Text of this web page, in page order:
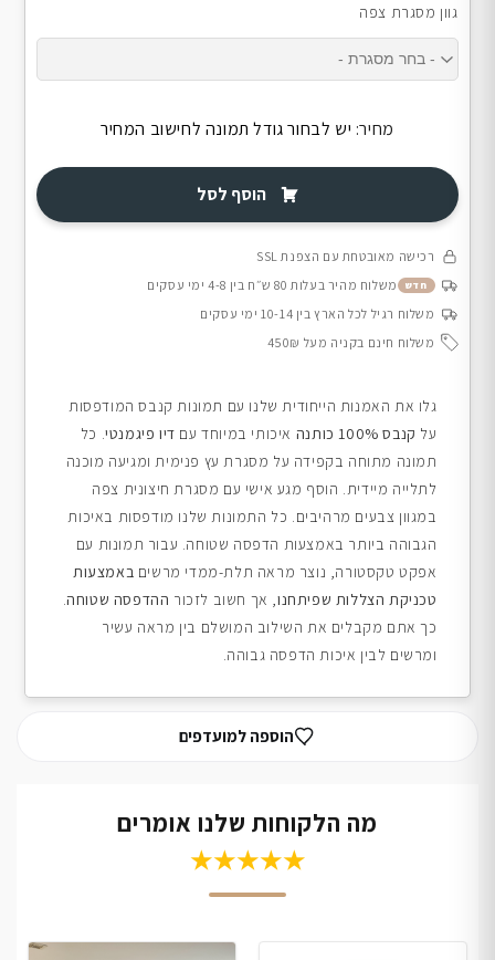
גוון מסגרת צפה
מחיר: יש לבחור גודל תמונה לחישוב המחיר
הוסף לסל
רכישה מאובטחת עם הצפנת SSL
חדש
משלוח מהיר בעלות 80 ש״ח בין 4-8 ימי עסקים
משלוח רגיל לכל הארץ בין 10-14 ימי עסקים
משלוח חינם בקניה מעל 450₪
גלו את האמנות הייחודית שלנו עם תמונות קנבס המודפסות
על קנבס 100% כותנה איכותי במיוחד עם דיו פיגמנטי. כל
תמונה מתוחה בקפידה על מסגרת עץ פנימית ומגיעה מוכנה
לתלייה מיידית. הוסף מגע אישי עם מסגרת חיצונית צפה
במגוון צבעים מרהיבים. כל התמונות שלנו מודפסות באיכות
הגבוהה ביותר באמצעות הדפסה שטוחה. עבור תמונות עם
אפקט טקסטורה, נוצר מראה תלת-ממדי מרשים באמצעות
טכניקת הצללות שפיתחנו, אך חשוב לזכור ההדפסה שטוחה.
כך אתם מקבלים את השילוב המושלם בין מראה עשיר
ומרשים לבין איכות הדפסה גבוהה.
הוספה למועדפים
מה הלקוחות שלנו אומרים
★★★★★